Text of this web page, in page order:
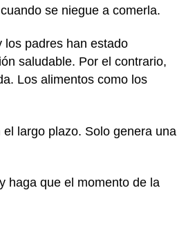
se niegue a comerla.
los padres han estado
saludable. Por el contrario,
Los alimentos como los
largo plazo. Solo genera una
haga que el momento de la